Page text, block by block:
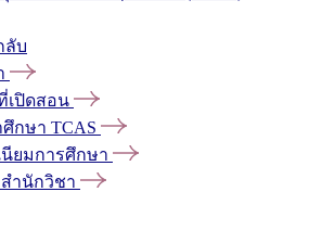
ลับ
เปิดสอน
กษา TCAS
นียมการศึกษา
ำนักวิชา